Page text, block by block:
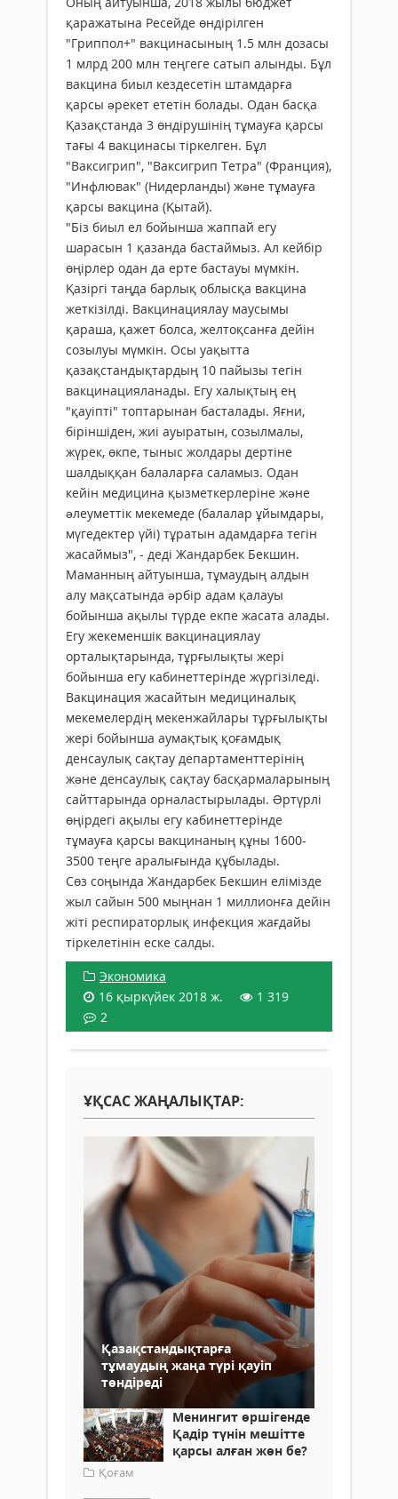
қаражатына Ресейде өндірілген
"Гриппол+" вакцинасының 1.5 млн дозасы
1 млрд 200 млн теңгеге сатып алынды. Бұл
вакцина биыл кездесетін штамдарға
қарсы əрекет ететін болады. Одан басқа
Қазақстанда 3 өндірушінің тұмауға қарсы
тағы 4 вакцинасы тіркелген. Бұл
"Ваксигрип", "Ваксигрип Тетра" (Франция),
"Инфлювак" (Нидерланды) жəне тұмауға
қарсы вакцина (Қытай).
"Біз биыл ел бойынша жаппай егу
шарасын 1 қазанда бастаймыз. Ал кейбір
өңірлер одан да ерте бастауы мүмкін.
Қазіргі таңда барлық облысқа вакцина
жеткізілді. Вакцинациялау маусымы
қараша, қажет болса, желтоқсанға дейін
созылуы мүмкін. Осы уақытта
қазақстандықтардың 10 пайызы тегін
вакцинацияланады. Егу халықтың ең
"қауіпті" топтарынан басталады. Яғни,
біріншіден, жиі ауыратын, созылмалы,
жүрек, өкпе, тыныс жолдары дертіне
шалдыққан балаларға саламыз. Одан
кейін медицина қызметкерлеріне жəне
əлеуметтік мекемеде (балалар ұйымдары,
мүгедектер үйі) тұратын адамдарға тегін
жасаймыз", - деді Жандарбек Бекшин.
Маманның айтуынша, тұмаудың алдын
алу мақсатында əрбір адам қалауы
бойынша ақылы түрде екпе жасата алады.
Егу жекеменшік вакцинациялау
орталықтарында, тұрғылықты жері
бойынша егу кабинеттерінде жүргізіледі.
Вакцинация жасайтын медициналық
мекемелердің мекенжайлары тұрғылықты
жері бойынша аумақтық қоғамдық
денсаулық сақтау департаменттерінің
жəне денсаулық сақтау басқармаларының
сайттарында орналастырылады. Əртүрлі
өңірдегі ақылы егу кабинеттерінде
тұмауға қарсы вакцинаның құны 1600-
3500 теңге аралығында құбылады.
Сөз соңында Жандарбек Бекшин елімізде
жыл сайын 500 мыңнан 1 миллионға дейін
жіті респираторлық инфекция жағдайы
тіркелетінін еске салды.
Экономика
16 қыркүйек 2018 ж.
1 319
2
ҰҚСАС ЖАҢАЛЫҚТАР:
Қазақстандықтарға
тұмаудың жаңа түрі қауіп
төндіреді
Менингит өршігенде
Қадір түнін мешітте
қарсы алған жөн бе?
Қоғам